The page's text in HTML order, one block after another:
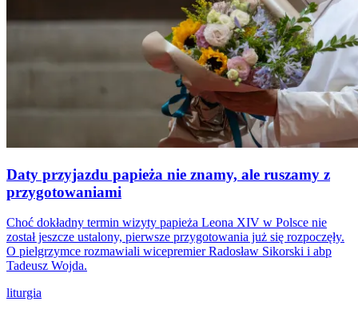
Daty przyjazdu papieża nie znamy, ale ruszamy z
przygotowaniami
Choć dokładny termin wizyty papieża Leona XIV w Polsce nie
został jeszcze ustalony, pierwsze przygotowania już się rozpoczęły.
O pielgrzymce rozmawiali wicepremier Radosław Sikorski i abp
Tadeusz Wojda.
liturgia